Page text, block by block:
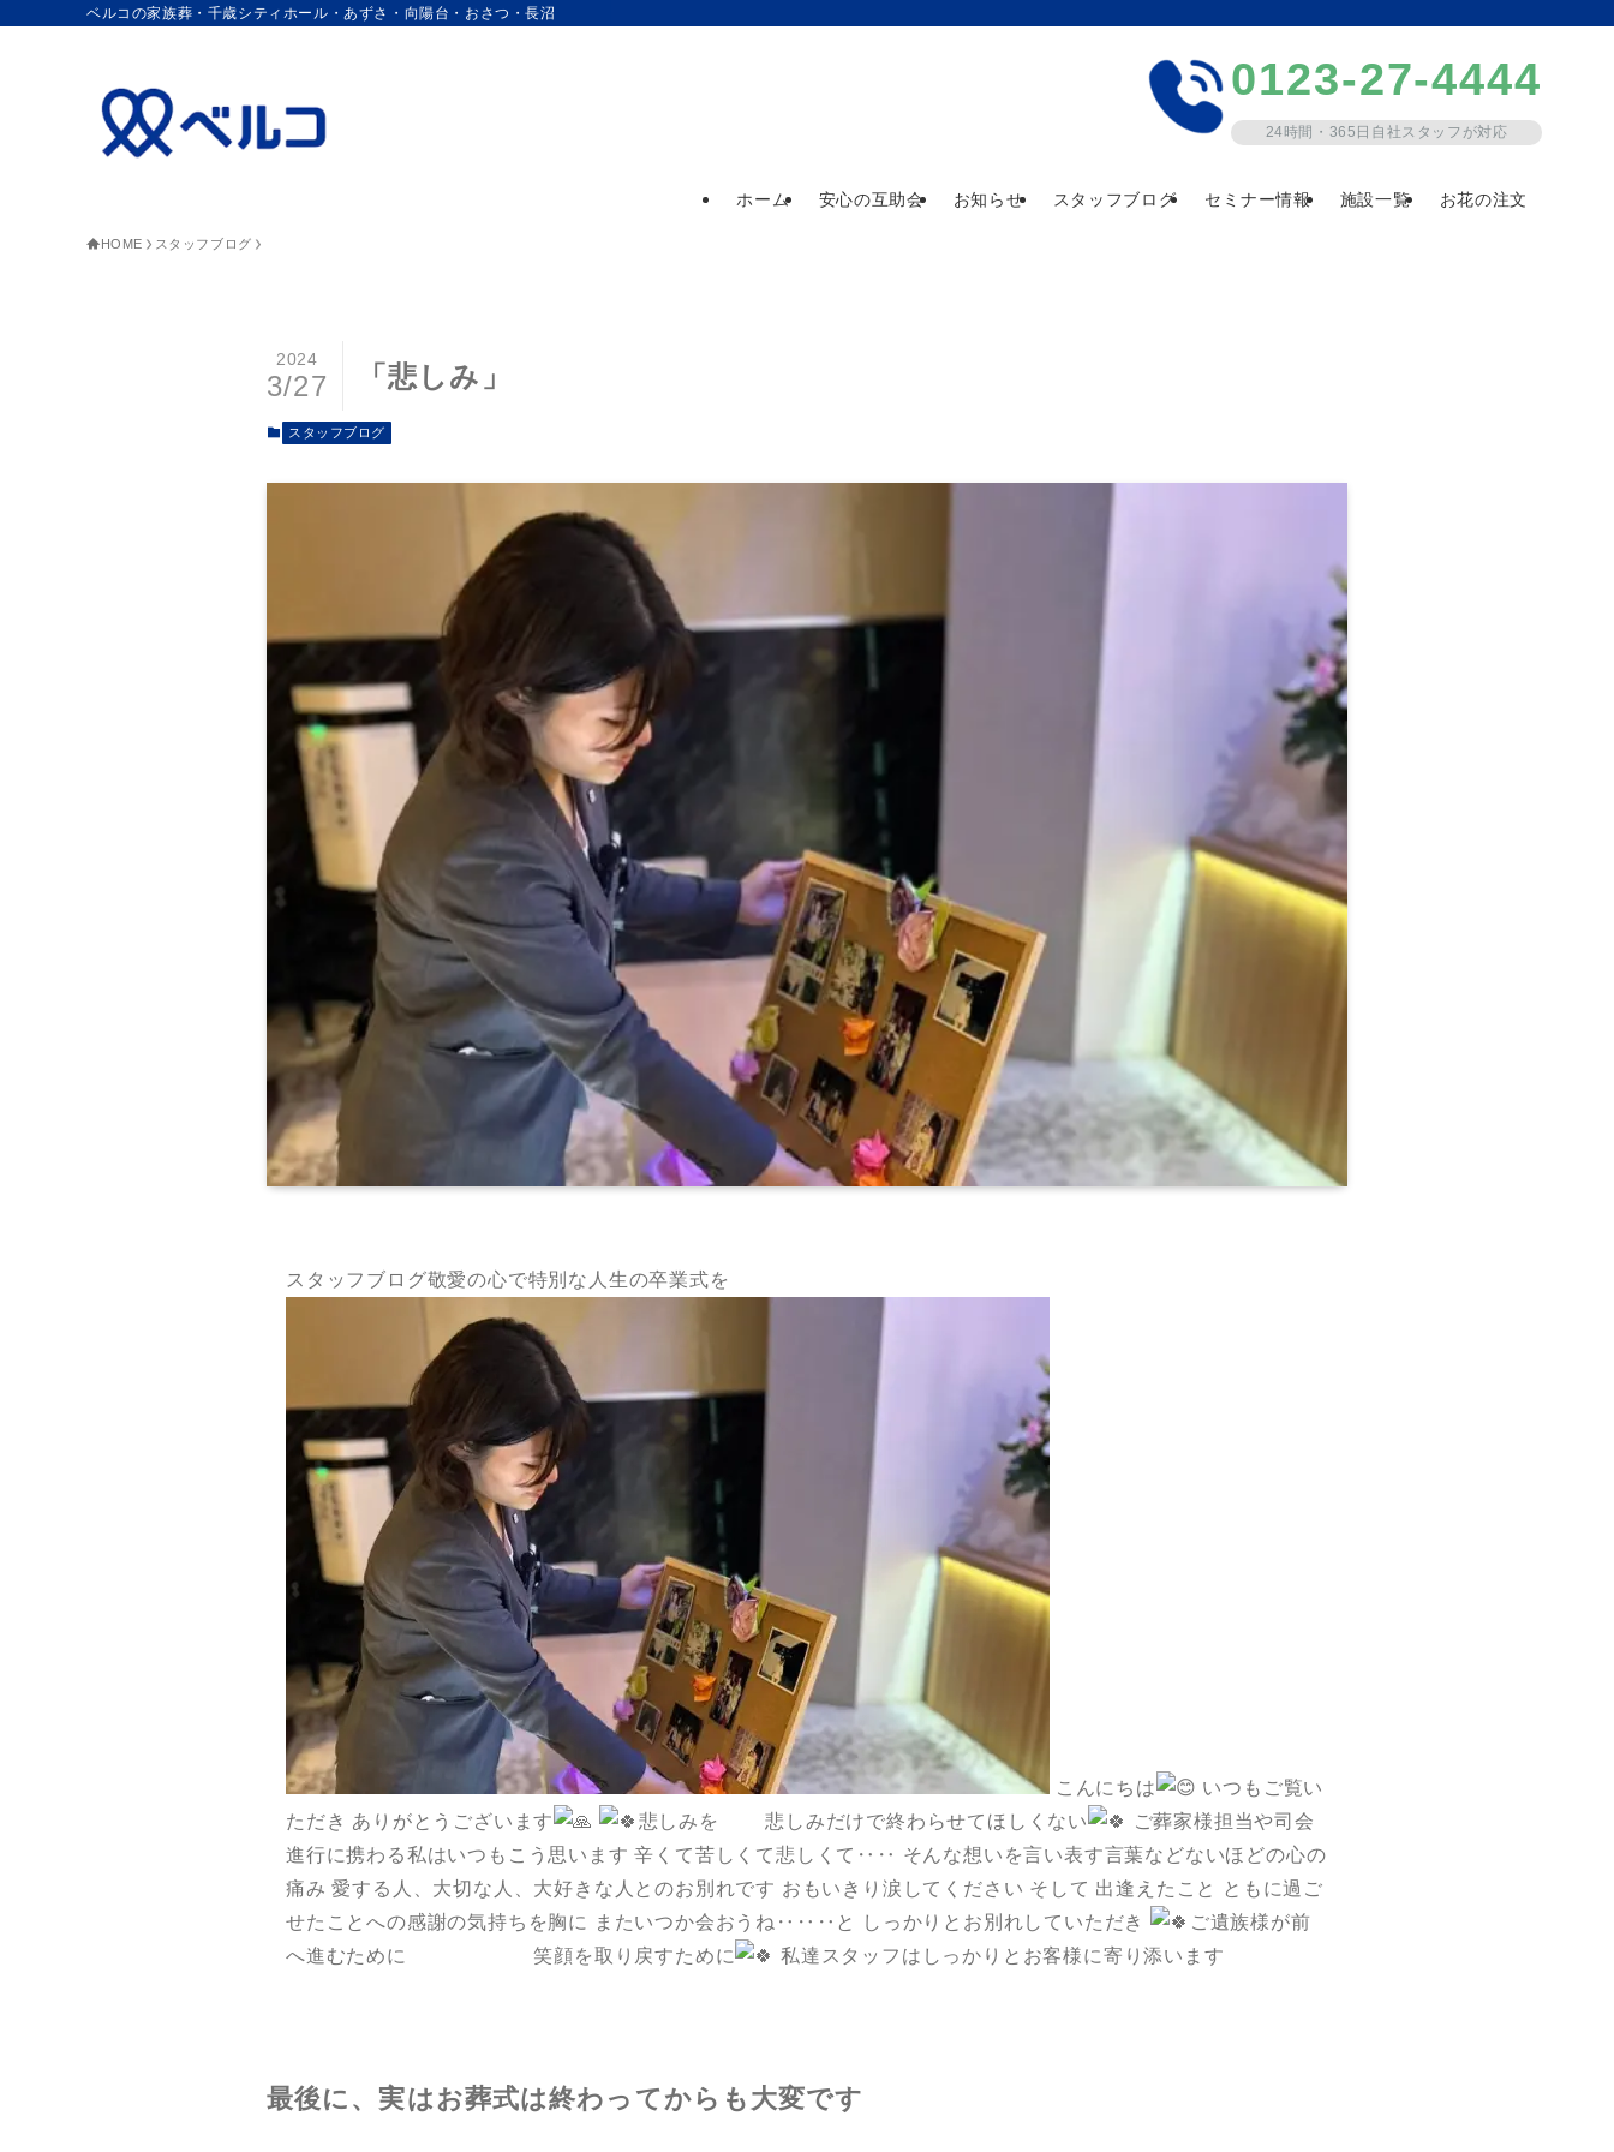
ベルコの家族葬・千歳シティホール・あずさ・向陽台・おさつ・長沼
ホーム 安心の互助会 お知らせ スタッフブログ セミナー情報 施設一覧 お花の注文
0123-27-4444
24時間・365日自社スタッフが対応
HOME スタッフブログ
「悲しみ」
2024
3/27
スタッフブログ
スタッフブログ敬愛の心で特別な人生の卒業式を
こんにちは
いつもご覧い
ただき ありがとうございます
悲しみを 悲しみだけで終わらせてほしくない
ご葬家様担当や司会
進行に携わる私はいつもこう思います 辛くて苦しくて悲しくて‥‥ そんな想いを言い表す言葉などないほどの心の
痛み 愛する人、大切な人、大好きな人とのお別れです おもいきり涙してください そして 出逢えたこと ともに過ご
せたことへの感謝の気持ちを胸に またいつか会おうね‥‥‥と しっかりとお別れしていただき
ご遺族様が前
へ進むために 笑顔を取り戻すために
私達スタッフはしっかりとお客様に寄り添います
最後に、実はお葬式は終わってからも大変です